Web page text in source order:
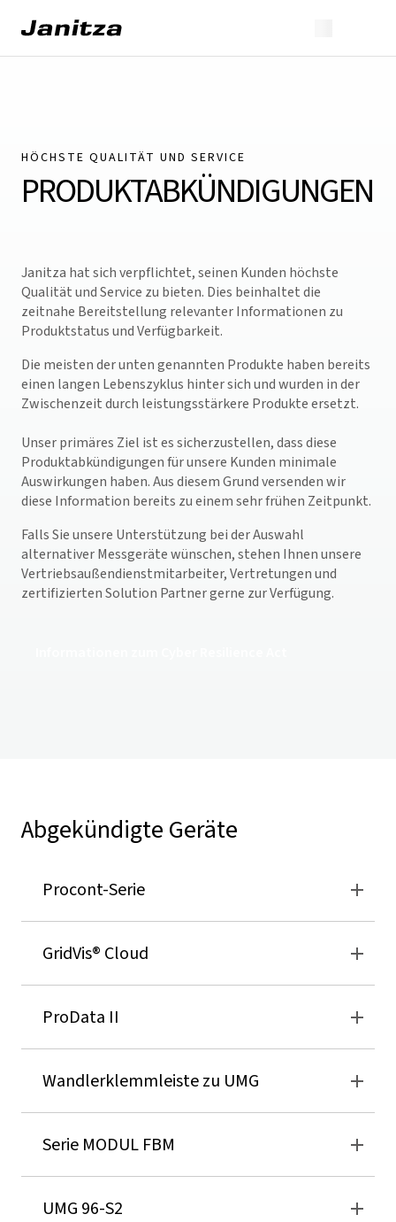
HÖCHSTE QUALITÄT UND SERVICE
PRODUKTABKÜNDIGUNGEN
Janitza hat sich verpflichtet, seinen Kunden höchste
Qualität und Service zu bieten. Dies beinhaltet die
zeitnahe Bereitstellung relevanter Informationen zu
Produktstatus und Verfügbarkeit.
Die meisten der unten genannten Produkte haben bereits
einen langen Lebenszyklus hinter sich und wurden in der
Zwischenzeit durch leistungsstärkere Produkte ersetzt.
Unser primäres Ziel ist es sicherzustellen, dass diese
Produktabkündigungen für unsere Kunden minimale
Auswirkungen haben. Aus diesem Grund versenden wir
diese Information bereits zu einem sehr frühen Zeitpunkt.
Falls Sie unsere Unterstützung bei der Auswahl
alternativer Messgeräte wünschen, stehen Ihnen unsere
Vertriebsaußendienstmitarbeiter, Vertretungen und
zertifizierten Solution Partner gerne zur Verfügung.
Abgekündigte Geräte
Procont-Serie
GridVis® Cloud
ProData II
Wandlerklemmleiste zu UMG
Serie MODUL FBM
UMG 96-S2